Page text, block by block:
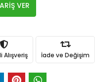
VER
Alışveriş İade ve Değişim